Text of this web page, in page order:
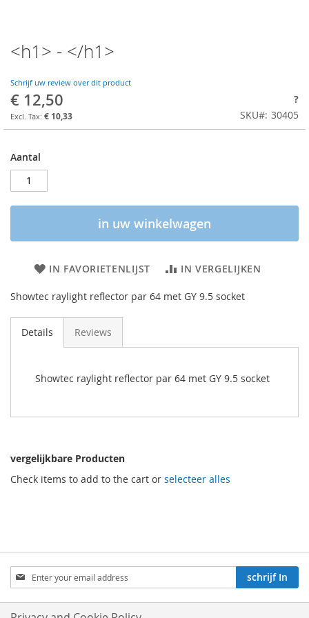
<h1> - </h1>
Schrijf uw review over dit product
€ 12,50
€ 10,33
?
SKU
30405
Aantal
in uw winkelwagen
IN FAVORIETENLIJST IN VERGELIJKEN
Showtec raylight reflector par 64 met GY 9.5 socket
Details Reviews
Showtec raylight reflector par 64 met GY 9.5 socket
vergelijkbare Producten
Check items to add to the cart or selecteer alles
Aboneren
op
onze
nieuwsbrief:
schrijf In